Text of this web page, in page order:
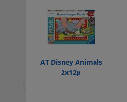
AT Disney Animals
2x12p